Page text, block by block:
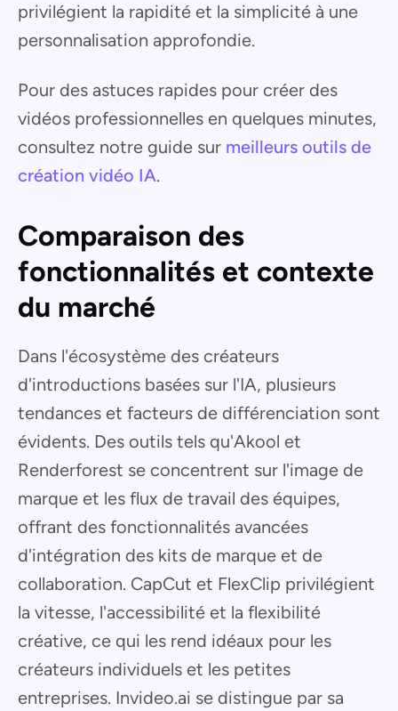
privilégient la rapidité et la simplicité à une
personnalisation approfondie.
Pour des astuces rapides pour créer des
vidéos professionnelles en quelques minutes,
consultez notre guide sur meilleurs outils de
création vidéo IA.
Comparaison des
fonctionnalités et contexte
du marché
Dans l'écosystème des créateurs
d'introductions basées sur l'IA, plusieurs
tendances et facteurs de différenciation sont
évidents. Des outils tels qu'Akool et
Renderforest se concentrent sur l'image de
marque et les flux de travail des équipes,
offrant des fonctionnalités avancées
d'intégration des kits de marque et de
collaboration. CapCut et FlexClip privilégient
la vitesse, l'accessibilité et la flexibilité
créative, ce qui les rend idéaux pour les
créateurs individuels et les petites
entreprises. Invideo.ai se distingue par sa